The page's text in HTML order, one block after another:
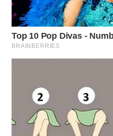
WN
SOLO
WN
BOROBUDUR
MADURA
WN
SURABAYA